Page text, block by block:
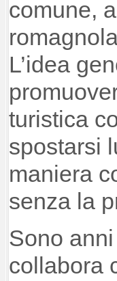
comune,
L’idea
turistica
spostarsi
maniera
senza la
Sono
collabora